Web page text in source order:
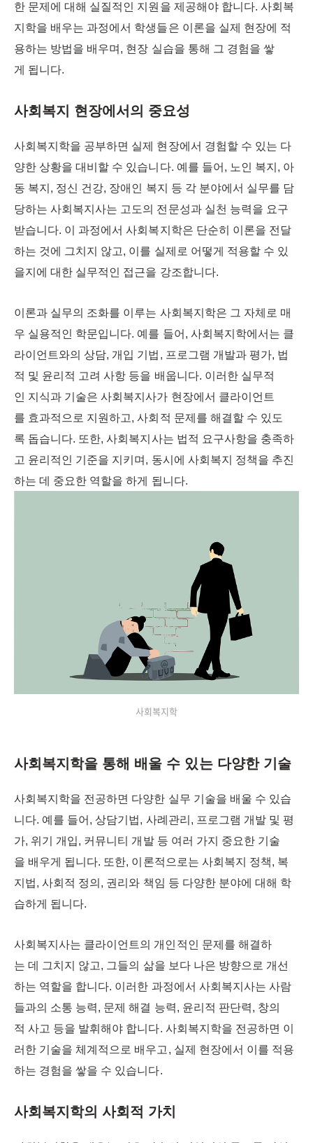
한 문제에 대해 실질적인 지원을 제공해야 합니다. 사회복
지학을 배우는 과정에서 학생들은 이론을 실제 현장에 적
용하는 방법을 배우며, 현장 실습을 통해 그 경험을 쌓
게 됩니다.
사회복지 현장에서의 중요성
사회복지학을 공부하면 실제 현장에서 경험할 수 있는 다
양한 상황을 대비할 수 있습니다. 예를 들어, 노인 복지, 아
동 복지, 정신 건강, 장애인 복지 등 각 분야에서 실무를 담
당하는 사회복지사는 고도의 전문성과 실천 능력을 요구
받습니다. 이 과정에서 사회복지학은 단순히 이론을 전달
하는 것에 그치지 않고, 이를 실제로 어떻게 적용할 수 있
을지에 대한 실무적인 접근을 강조합니다.
이론과 실무의 조화를 이루는 사회복지학은 그 자체로 매
우 실용적인 학문입니다. 예를 들어, 사회복지학에서는 클
라이언트와의 상담, 개입 기법, 프로그램 개발과 평가, 법
적 및 윤리적 고려 사항 등을 배웁니다. 이러한 실무적
인 지식과 기술은 사회복지사가 현장에서 클라이언트
를 효과적으로 지원하고, 사회적 문제를 해결할 수 있도
록 돕습니다. 또한, 사회복지사는 법적 요구사항을 충족하
고 윤리적인 기준을 지키며, 동시에 사회복지 정책을 추진
하는 데 중요한 역할을 하게 됩니다.
사회복지학
사회복지학을 통해 배울 수 있는 다양한 기술
사회복지학을 전공하면 다양한 실무 기술을 배울 수 있습
니다. 예를 들어, 상담기법, 사례관리, 프로그램 개발 및 평
가, 위기 개입, 커뮤니티 개발 등 여러 가지 중요한 기술
을 배우게 됩니다. 또한, 이론적으로는 사회복지 정책, 복
지법, 사회적 정의, 권리와 책임 등 다양한 분야에 대해 학
습하게 됩니다.
사회복지사는 클라이언트의 개인적인 문제를 해결하
는 데 그치지 않고, 그들의 삶을 보다 나은 방향으로 개선
하는 역할을 합니다. 이러한 과정에서 사회복지사는 사람
들과의 소통 능력, 문제 해결 능력, 윤리적 판단력, 창의
적 사고 등을 발휘해야 합니다. 사회복지학을 전공하면 이
러한 기술을 체계적으로 배우고, 실제 현장에서 이를 적용
하는 경험을 쌓을 수 있습니다.
사회복지학의 사회적 가치